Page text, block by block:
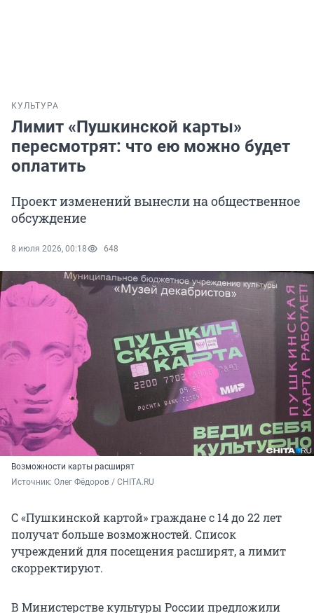
КУЛЬТУРА
Лимит «Пушкинской карты»
пересмотрят: что ею можно будет
оплатить
Проект изменений вынесли на общественное
обсуждение
8 июля 2026, 00:18 648
Возможности карты расширят
Источник: Олег Фёдоров / CHITA.RU
С «Пушкинской картой» граждане с 14 до 22 лет
получат больше возможностей. Список
учреждений для посещения расширят, а лимит
скорректируют.
В Министерстве культуры России предложили